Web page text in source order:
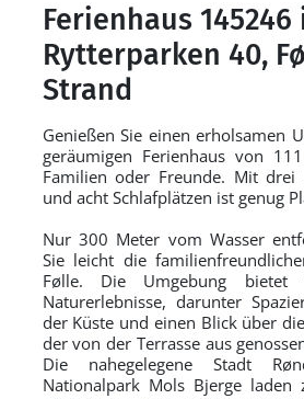
Ferienhaus 145246
Rytterparken 40,
Strand
Genießen Sie einen erholsamen
geräumigen Ferienhaus von
Familien oder Freunde. Mit drei
und acht Schlafplätzen ist genug
Nur 300 Meter vom Wasser
Sie leicht die
Følle. Die Umgebung bietet
Naturerlebnisse, darunter
der Küste und einen Blick über
der von der Terrasse aus
Die nahegelegene Stadt
Nationalpark Mols Bjerge laden